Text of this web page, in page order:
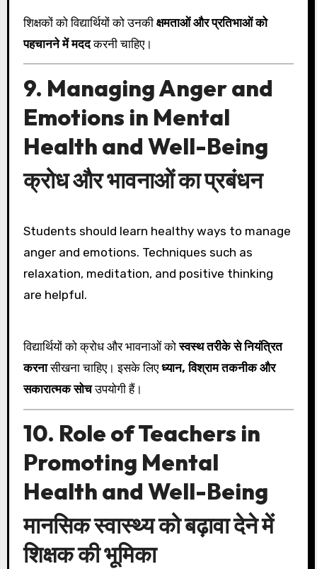
शिक्षकों को विद्यार्थियों को उनकी क्षमताओं और प्रतिभाओं को
पहचानने में मददकरनी चाहिए।
9. Managing Anger and
Emotions in Mental
Health and Well-Being
क्रोध और भावनाओं का प्रबंधन
Students should learn healthy ways to manage
anger and emotions. Techniques such as
relaxation, meditation, and positive thinking
are helpful.
विद्यार्थियों को क्रोध और भावनाओं कोस्वस्थ तरीके से नियंत्रित
करनासीखना चाहिए। इसके लिएध्यान, विश्राम तकनीक और
सकारात्मक सोचउपयोगी हैं।
10. Role of Teachers in
Promoting Mental
Health and Well-Being
मानसिक स्वास्थ्य को बढ़ावा देने में
शिक्षक की भूमिका